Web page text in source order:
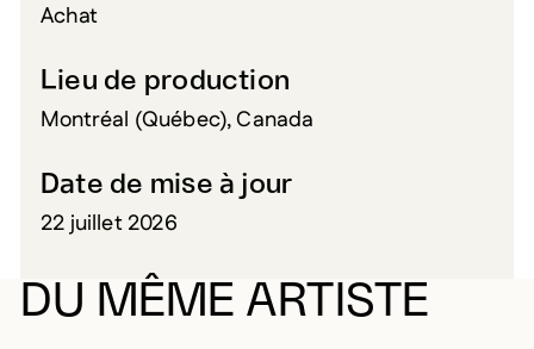
Achat
Lieu de production
Montréal (Québec), Canada
Date de mise à jour
22 juillet 2026
DU MÊME ARTISTE